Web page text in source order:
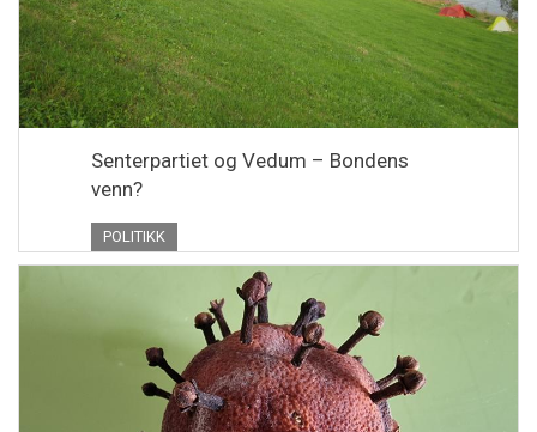
Senterpartiet og Vedum – Bondens
venn?
POLITIKK